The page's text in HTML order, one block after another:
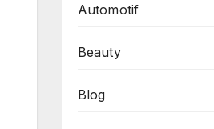
Automotif
Beauty
Blog